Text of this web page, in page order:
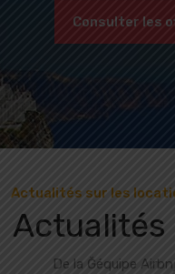
Consulter les
Actualités sur les
Actualités
De la Ğéquipe